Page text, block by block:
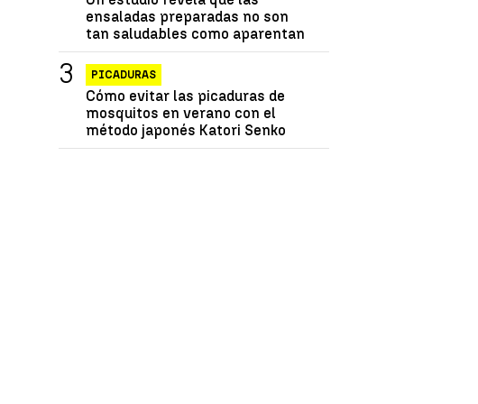
ensaladas preparadas no son
tan saludables como aparentan
PICADURAS
Cómo evitar las picaduras de
mosquitos en verano con el
método japonés Katori Senko